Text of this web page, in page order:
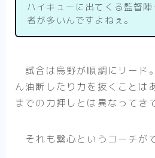
ハイキューに出てくる監督
者が多いんですよねぇ。
試合は烏野が順調にリード
ん油断したり力を抜くことは
までの力押しとは異なってき
それも繋心というコーチが